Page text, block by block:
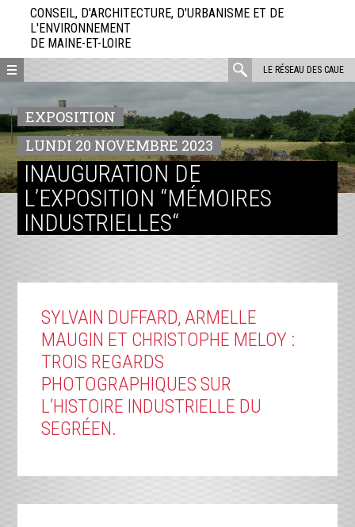
directement
contenu
CONSEIL, D'ARCHITECTURE, D'URBANISME ET DE
L'ENVIRONNEMENT
DE MAINE-ET-LOIRE
LE RÉSEAU DES CAUE
rechercher
:
EXPOSITION
LUNDI 20 NOVEMBRE 2023
INAUGURATION DE
L’EXPOSITION “MÉMOIRES
INDUSTRIELLES“
SYLVAIN DUFFARD, ARMELLE
MAUGIN ET CHRISTOPHE MELOY :
TROIS REGARDS
PHOTOGRAPHIQUES SUR
L’HISTOIRE INDUSTRIELLE DU
SEGRÉEN.